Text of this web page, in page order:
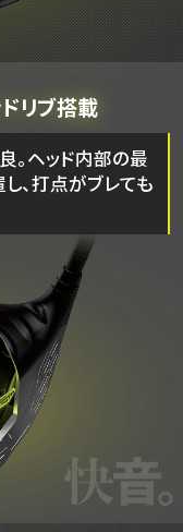
リブ搭載
。ヘッド内部の最
、打点がブレても